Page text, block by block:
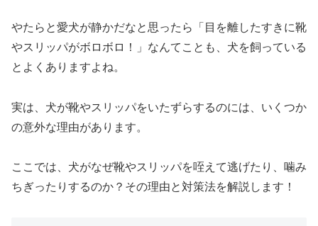
やたらと愛犬が静かだなと思ったら「目を離したすきに靴
やスリッパがボロボロ！」なんてことも、犬を飼っている
とよくありますよね。
実は、犬が靴やスリッパをいたずらするのには、いくつか
の意外な理由があります。
ここでは、犬がなぜ靴やスリッパを咥えて逃げたり、噛み
ちぎったりするのか？その理由と対策法を解説します！